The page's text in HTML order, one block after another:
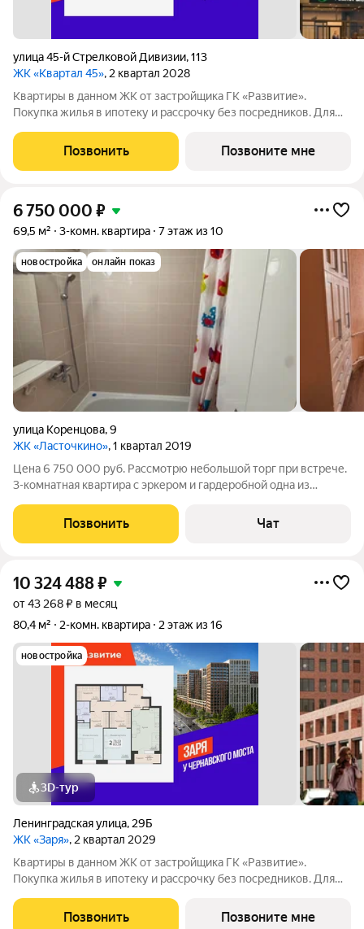
улица 45-й Стрелковой Дивизии,113
ЖК «Квартал 45», 2 квартал 2028
Квартиры в данном ЖК от застройщика ГК «Развитие».
Покупка жилья в ипотеку и рассрочку без посредников. Для
обращайтесь в отдел продаж застройщика.
Позвонить Позвоните мне
6 750 000 ₽
69,5 м² 3-комн. квартира 7 этаж из 10
новостройка онлайн показ
улица Коренцова,9
ЖК «Ласточкино», 1 квартал 2019
Цена 6 750 000 руб. Рассмотрю небольшой торг при встрече.
3-комнатная квартира с эркером и гардеробной одна из
комиссии. Свободная продажа. Без обременений. Полная
готовность к сделке. Если вы
Позвонить Чат
10 324 488₽
от 43 268 ₽ в месяц
80,4 м²
2-комн. квартира 2 этаж из 16
новостройка
3D-тур
Ленинградская улица, 29Б
ЖК «Заря», 2 квартал 2029
Квартиры в данном ЖК от застройщика ГК «Развитие».
Покупка жилья в ипотеку и рассрочку без посредников. Для
обращайтесь в отдел продаж застройщика.
Позвонить Позвоните мне